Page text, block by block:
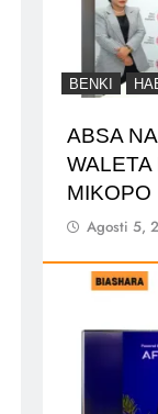
BENKI
ABSA
WALETA
MIKOPO
Agosti 5,